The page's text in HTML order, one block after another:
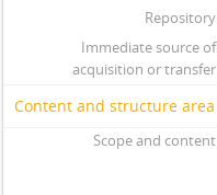
Repository
Immediate source of
acquisition or transfer
Content and structure area
Scope and content